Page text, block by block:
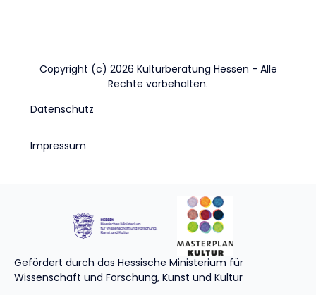
Copyright (c) 2026 Kulturberatung Hessen - Alle
Rechte vorbehalten.
Datenschutz
Impressum
Gefördert durch das Hessische Ministerium für
Wissenschaft und Forschung, Kunst und Kultur